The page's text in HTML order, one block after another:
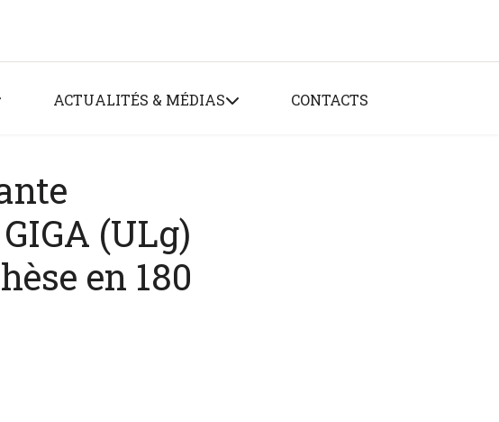
ACTUALITÉS & MÉDIAS CONTACTS
(ULg)
en 180